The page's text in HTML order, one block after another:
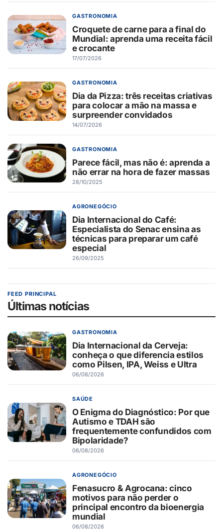
GASTRONOMIA
Croquete de carne para a final do
Mundial: aprenda uma receita fácil
e crocante
17/07/2026
GASTRONOMIA
Dia da Pizza: três receitas criativas
para colocar a mão na massa e
surpreender convidados
14/07/2026
GASTRONOMIA
Parece fácil, mas não é: aprenda a
não errar na hora de fazer massas
28/10/2025
AGRONEGÓCIO
Dia Internacional do Café:
Especialista do Senac ensina as
técnicas para preparar um café
especial
26/09/2025
FEED PRINCIPAL
Últimas notícias
GASTRONOMIA
Dia Internacional da Cerveja:
conheça o que diferencia estilos
como Pilsen, IPA, Weiss e Ultra
06/08/2026
SAÚDE
O Enigma do Diagnóstico: Por que
Autismo e TDAH são
frequentemente confundidos com
Bipolaridade?
06/08/2026
AGRONEGÓCIO
Fenasucro & Agrocana: cinco
motivos para não perder o
principal encontro da bioenergia
mundial
06/08/2026